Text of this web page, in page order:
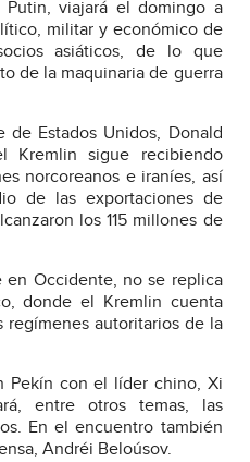
viajará el domingo a
militar y económico de
asiáticos, de lo que
de la maquinaria de guerra
de Estados Unidos, Donald
Kremlin sigue recibiendo
norcoreanos e iraníes, así
de las exportaciones de
los 115 millones de
en Occidente, no se replica
donde el Kremlin cuenta
regímenes autoritarios de la
Pekín con el líder chino, Xi
entre otros temas, las
En el encuentro también
Andréi Beloúsov.